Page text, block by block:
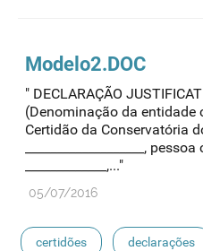
medicamentos de referência
Modelo2.DOC
" DECLARAÇÃO
(Denominação da entidade
Certidão da Conservatória
___________________,
_____________,..."
05/07/2016
certidões declarações